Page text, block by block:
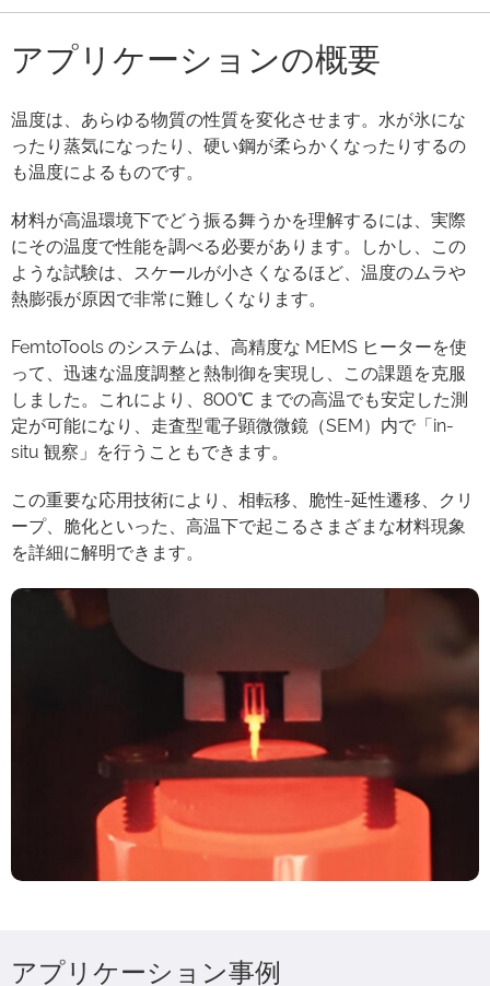
アプリケーションの概要
温度は、あらゆる物質の性質を変化させます。水が氷にな
ったり蒸気になったり、硬い鋼が柔らかくなったりするの
も温度によるものです。
材料が高温環境下でどう振る舞うかを理解するには、実際
にその温度で性能を調べる必要があります。しかし、この
ような試験は、スケールが小さくなるほど、温度のムラや
熱膨張が原因で非常に難しくなります。
FemtoTools のシステムは、高精度な MEMS ヒーターを使
って、迅速な温度調整と熱制御を実現し、この課題を克服
しました。これにより、800℃ までの高温でも安定した測
定が可能になり、走査型電子顕微微鏡（SEM）内で「in-
situ 観察」を行うこともできます。
この重要な応用技術により、相転移、脆性-延性遷移、クリ
ープ、脆化といった、高温下で起こるさまざまな材料現象
を詳細に解明できます。
アプリケーション事例